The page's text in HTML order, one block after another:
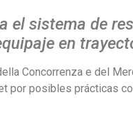
el sistema de
en
Concorrenza e del
por posibles prácticas